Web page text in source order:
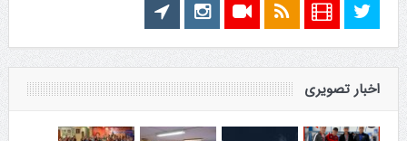
اخبار تصویری